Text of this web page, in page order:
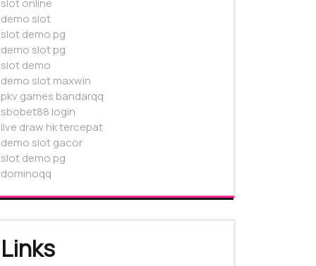
slot online
demo slot
slot demo pg
demo slot pg
slot demo
demo slot maxwin
pkv games bandarqq
sbobet88 login
live draw hk tercepat
demo slot gacor
slot demo pg
dominoqq
Links